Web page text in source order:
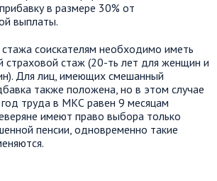
в размере 30% от
выплаты.
соискателям необходимо иметь
страховой стаж (20-ть лет для женщин и
Для лиц, имеющих смешанный
также положена, но в этом случае
труда в МКС равен 9 месяцам
имеют право выбора только
пенсии, одновременно такие